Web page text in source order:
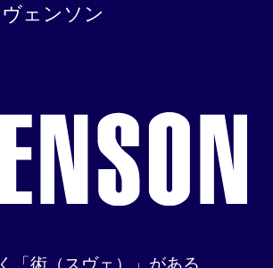
ェンソン
「術（スヴェ）」がある。